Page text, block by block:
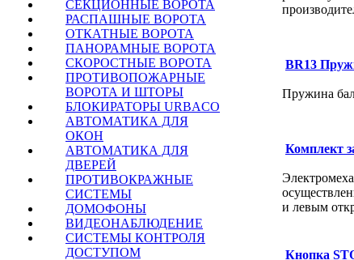
СЕКЦИОННЫЕ ВОРОТА
РАСПАШНЫЕ ВОРОТА
ОТКАТНЫЕ ВОРОТА
ПАНОРАМНЫЕ ВОРОТА
СКОРОСТНЫЕ ВОРОТА
ПРОТИВОПОЖАРНЫЕ
ВОРОТА И ШТОРЫ
БЛОКИРАТОРЫ URBACO
АВТОМАТИКА ДЛЯ
ОКОН
АВТОМАТИКА ДЛЯ
ДВЕРЕЙ
ПРОТИВОКРАЖНЫЕ
СИСТЕМЫ
ДОМОФОНЫ
ВИДЕОНАБЛЮДЕНИЕ
СИСТЕМЫ КОНТРОЛЯ
ДОСТУПОМ
BR13
Пружина
Комплект
и левым
Кнопка